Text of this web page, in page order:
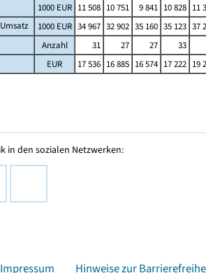
1000 EUR 11 508 10 751 9 841 10 828 11
1000 EUR 34 967 32 902 35 160 35 123 37
Anzahl 31 27 27 33
EUR 17 536 16 885 16 574 17 222 19
in den sozialen Netzwerken:
Impressum Hinweise zur